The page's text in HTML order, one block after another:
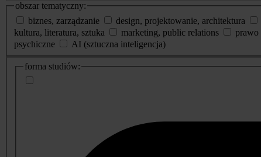
obszar tematyczny:
biznes, zarządzanie
design, projektowanie, architektura
kultura, literatura, sztuka
marketing, public relations prawo
psychiczne
AI (sztuczna inteligencja)
dodatkowe
informacje
forma studiów: